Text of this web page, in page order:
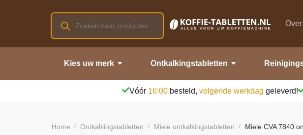
Kies uw merk Ontkalkingstabletten
Vóór 16:00 besteld, volgende werkdag geleverd!
Home / Ontkalkingstabletten / Miele ontkalkingstabletten / Miele CVA 7840